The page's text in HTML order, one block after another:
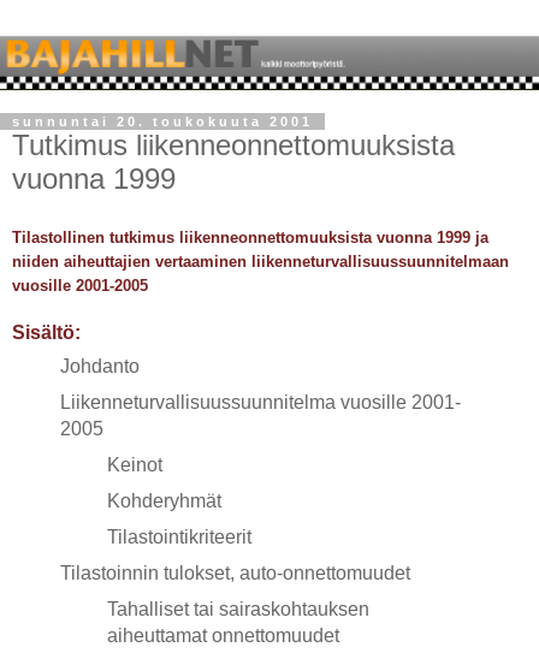
sunnuntai 20. toukokuuta 2001
Tutkimus liikenneonnettomuuksista
vuonna 1999
Tilastollinen tutkimus liikenneonnettomuuksista vuonna 1999 ja
niiden aiheuttajien vertaaminen liikenneturvallisuussuunnitelmaan
vuosille 2001-2005
Sisältö:
Johdanto
Liikenneturvallisuussuunnitelma vuosille 2001-
2005
Keinot
Kohderyhmät
Tilastointikriteerit
Tilastoinnin tulokset, auto-onnettomuudet
Tahalliset tai sairaskohtauksen
aiheuttamat onnettomuudet